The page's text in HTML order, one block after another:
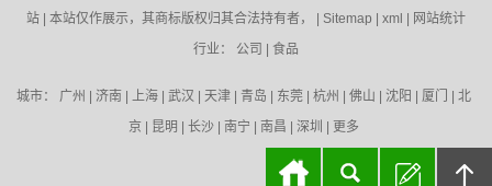
站 | 本站仅作展示，其商标版权归其合法持有者， | Sitemap | xml | 网站统计
行业： 公司 | 食品
城市： 广州 | 济南| 上海| 武汉 | 天津| 青岛 | 东莞| 杭州 | 佛山 | 沈阳 | 厦门 | 北
京| 昆明 | 长沙| 南宁 | 南昌 | 深圳 | 更多